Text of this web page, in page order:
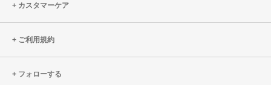
事
と
カスタマーケア
ご利用規約
フォローする